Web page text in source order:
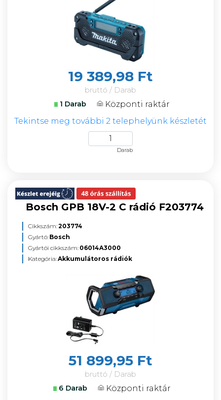
19 389,98 Ft
bruttó / Darab
1 Darab
Központi raktár
Tekintse meg további 2 telephelyünk készletét
Darab
Bosch GPB 18V-2 C rádió F203774
Cikkszám:203774
Gyártó: Bosch
Gyártói cikkszám: 06014A3000
Kategória:Akkumulátoros rádiók
51 899,95 Ft
bruttó / Darab
6 Darab
Központi raktár